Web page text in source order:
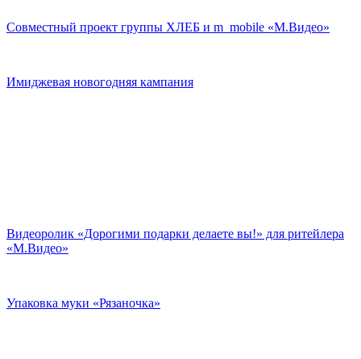
Совместный проект группы ХЛЕБ и m_mobile «М.Видео»
Имиджевая новогодняя кампания
Видеоролик «Дорогими подарки делаете вы!» для ритейлера
«М.Видео»
Упаковка муки «Рязаночка»